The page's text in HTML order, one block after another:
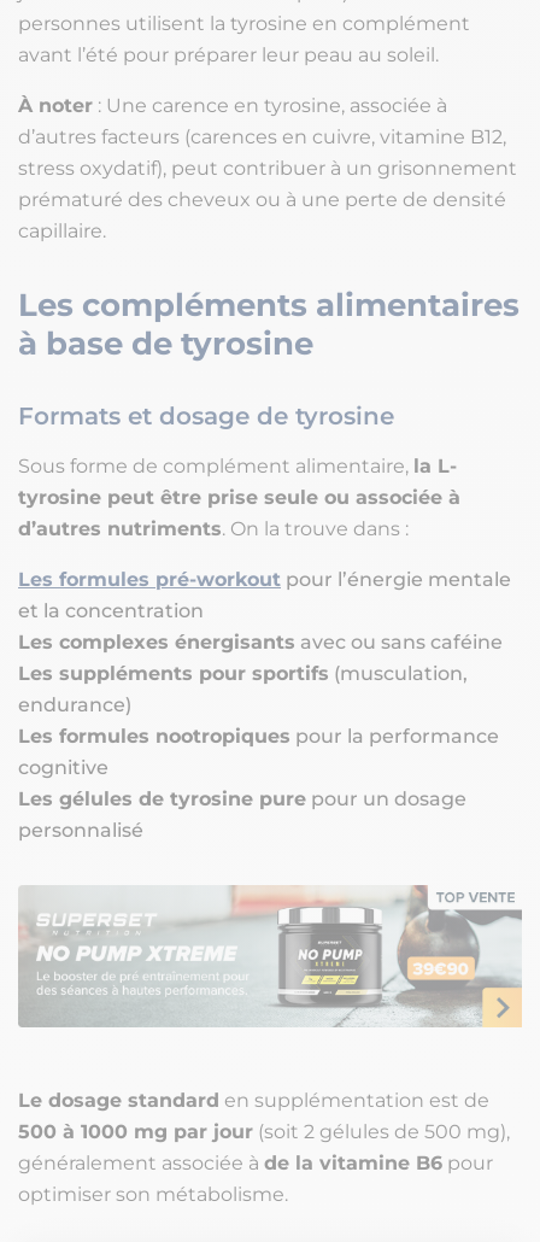
personnes utilisent la tyrosine en complément
avant l’été pour préparer leur peau au soleil.
À noter : Une carence en tyrosine, associée à
d’autres facteurs (carences en cuivre, vitamine B12,
stress oxydatif), peut contribuer à un grisonnement
prématuré des cheveux ou à une perte de densité
capillaire.
Les compléments alimentaires
à base de tyrosine
Formats et dosage de tyrosine
Sous forme de complément alimentaire, la L-
tyrosine peut être prise seule ou associée à
d’autres nutriments. On la trouve dans :
Les formules pré-workout pour l’énergie mentale
et la concentration
Les complexes énergisants avec ou sans caféine
Les suppléments pour sportifs (musculation,
endurance)
Les formules nootropiques pour la performance
cognitive
Les gélules de tyrosine pure pour un dosage
personnalisé
Le dosage standard en supplémentation est de
500 à 1000 mg par jour (soit 2 gélules de 500 mg),
généralement associée à de la vitamine B6 pour
optimiser son métabolisme.